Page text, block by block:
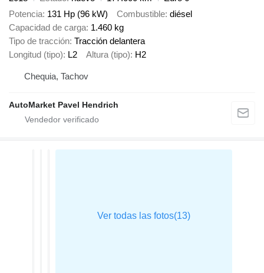
Potencia 131 Hp (96 kW) Combustible diésel
Capacidad de carga 1.460 kg
Tipo de tracción Tracción delantera
Longitud (tipo) L2 Altura (tipo) H2
Chequia, Tachov
AutoMarket Pavel Hendrich